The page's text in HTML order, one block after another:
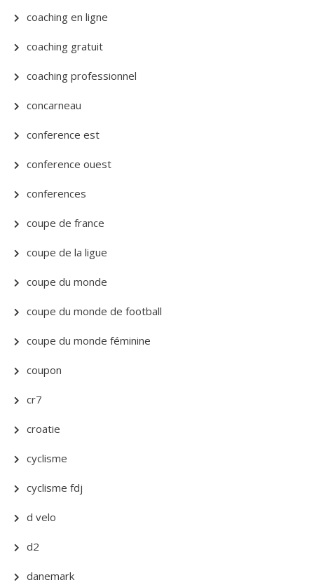
coaching en ligne
coaching gratuit
coaching professionnel
concarneau
conference est
conference ouest
conferences
coupe de france
coupe de la ligue
coupe du monde
coupe du monde de football
coupe du monde féminine
coupon
cr7
croatie
cyclisme
cyclisme fdj
d velo
d2
danemark